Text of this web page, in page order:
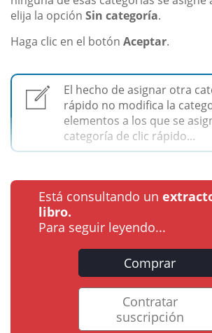
elija la opción Sin categoría.
Haga clic en el botón Aceptar.
El hecho de asignar otra
rápido no modifica la
elementos a los que se
categoría de clic rápido...
Está consultando un
libro.
Para seguir leyendo...
Comprar
Contratar
suscripción